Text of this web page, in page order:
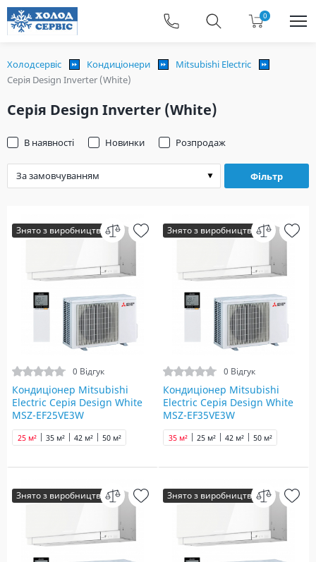
0
Холодсервіс Кондиціонери
Mitsubishi Electric
Серія Design Inverter (White)
Серія Design Inverter (White)
Фільтр
В наявності Новинки Розпродаж
Знято з виробництва
0 Відгук
Кондиціонер Mitsubishi
Electric Серія Design White
MSZ-EF25VE3W
25 м² 35 м² 42 м² 50 м²
Знято з виробництва
0 Відгук
Кондиціонер Mitsubishi
Electric Серія Design White
MSZ-EF35VE3W
25 м²
35 м² 42 м² 50 м²
Знято з виробництва Знято з виробництва